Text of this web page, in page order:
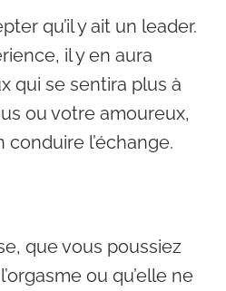
qu’il y ait un leader.
il y en aura
qui se sentira plus à
ou votre amoureux,
conduire l’échange.
que vous poussiez
ou qu’elle ne